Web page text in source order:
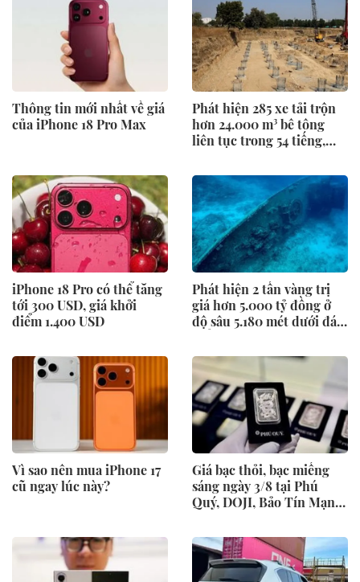
Thông tin mới nhất về giá
của iPhone 18 Pro Max
Phát hiện 285 xe tải trộn
hơn 24.000 m³ bê tông
liên tục trong 54 tiếng,
lộ diện
iPhone 18 Pro có thể tăng
tới 300 USD, giá khởi
điểm 1.400 USD
Phát hiện 2 tấn vàng trị
giá hơn 5.000 tỷ đồng ở
độ sâu 5.180 mét dưới đáy
Vì sao nên mua iPhone 17
cũ ngay lúc này?
Giá bạc thỏi, bạc miếng
sáng ngày 3/8 tại Phú
Quý, DOJI, Bảo Tín Mạnh